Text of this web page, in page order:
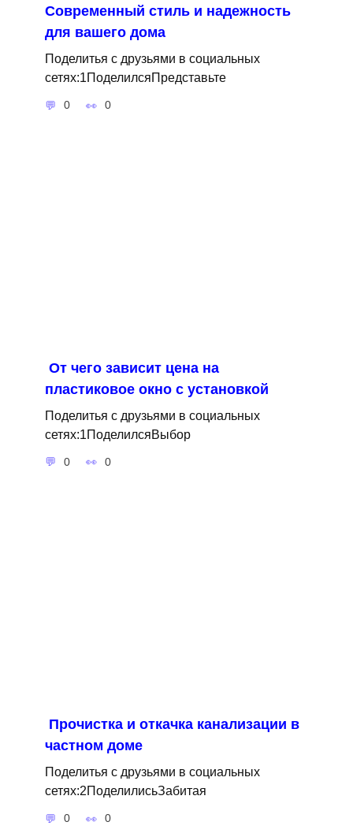
Современный стиль и надежность
для вашего дома
Поделитья с друзьями в социальных
сетях:1ПоделилсяПредставьте
0 0
От чего зависит цена на
пластиковое окно с установкой
Поделитья с друзьями в социальных
сетях:1ПоделилсяВыбор
0 0
Прочистка и откачка канализации в
частном доме
Поделитья с друзьями в социальных
сетях:2ПоделилисьЗабитая
0 0